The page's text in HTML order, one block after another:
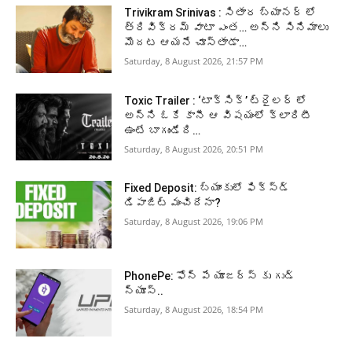
Trivikram Srinivas : సితార బ్యానర్ లో
త్రివిక్రమ్ వాటా ఎంత… అన్ని సినిమాలు
మొదట ఆయనే చూస్తాడా…
Saturday, 8 August 2026, 21:57 PM
Toxic Trailer : ‘టాక్సిక్’ ట్రైలర్ లో
అన్ని ఓకే కానీ ఆ విషయంలో క్లారిటీ
ఉంటే బాగుండేది…
Saturday, 8 August 2026, 20:51 PM
Fixed Deposit: బ్యాంకులో ఫిక్స్డ్
డిపాజిట్ మంచిదేనా?
Saturday, 8 August 2026, 19:06 PM
PhonePe: ఫోన్ పే యూజర్స్ కు గుడ్
న్యూస్..
Saturday, 8 August 2026, 18:54 PM